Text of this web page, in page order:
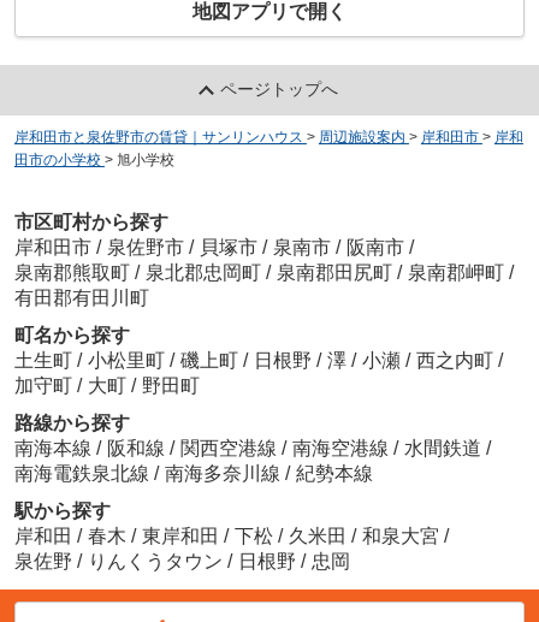
地図アプリで開く
ページトップへ
岸和田市と泉佐野市の賃貸｜サンリンハウス > 周辺施設案内 > 岸和田市 > 岸和
田市の小学校 > 旭小学校
市区町村から探す
岸和田市 / 泉佐野市 / 貝塚市 / 泉南市 / 阪南市 /
泉南郡熊取町 / 泉北郡忠岡町 / 泉南郡田尻町 / 泉南郡岬町 /
有田郡有田川町
町名から探す
土生町 / 小松里町 / 磯上町 / 日根野 / 澤 / 小瀬 / 西之内町 /
加守町 / 大町 / 野田町
路線から探す
南海本線 / 阪和線 / 関西空港線 / 南海空港線 / 水間鉄道 /
南海電鉄泉北線 / 南海多奈川線 / 紀勢本線
駅から探す
岸和田 / 春木 / 東岸和田 / 下松 / 久米田 / 和泉大宮 /
泉佐野 / りんくうタウン / 日根野 / 忠岡